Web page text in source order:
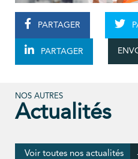
PARTAGER
PARTAGER
NOS AUTRES
Actualités
Voir toutes nos actualités